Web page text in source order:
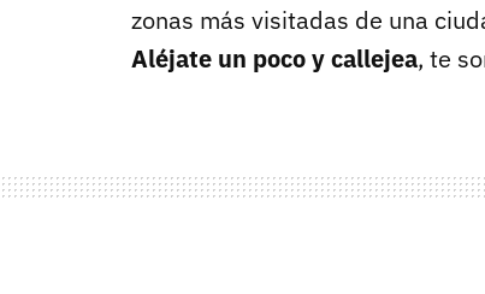
zonas más visitadas de una
Aléjate un poco y callejea, te